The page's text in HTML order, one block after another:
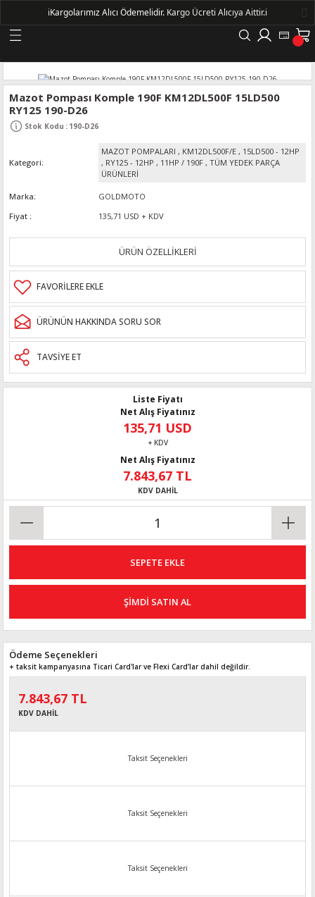
Geri Dön
KASNAKLI ALTERNATÖRLER - 1500
Mazot Pompası Komple 190F KM12DL500F 15LD500
RY125 190-D26
Stok Kodu : 190-D26
Kategori
MAZOT POMPALARI , KM12DL500F/E , 15LD500 - 12HP
, RY125 - 12HP , 11HP / 190F , TÜM YEDEK PARÇA
ÜRÜNLERİ
Marka
GOLDMOTO
Fiyat
135,71 USD + KDV
ÜRÜN ÖZELLİKLERİ
ÜRÜNÜN HAKKINDA SORU SOR
TAVSİYE ET
Liste Fiyatı
Net Alış Fiyatınız
135,71 USD
+ KDV
Net Alış Fiyatınız
7.843,67 TL
KDV DAHİL
SEPETE EKLE
ŞİMDİ SATIN AL
Ödeme Seçenekleri
+ taksit kampanyasına Ticari Card'lar ve Flexi Card’lar dahil değildir.
7.843,67 TL
KDV DAHİL
Taksit Seçenekleri
Taksit Seçenekleri
Taksit Seçenekleri
ℹ️Kargolarımız Alıcı Ödemelidir. Kargo Ücreti Alıcıya Aittir.ℹ️